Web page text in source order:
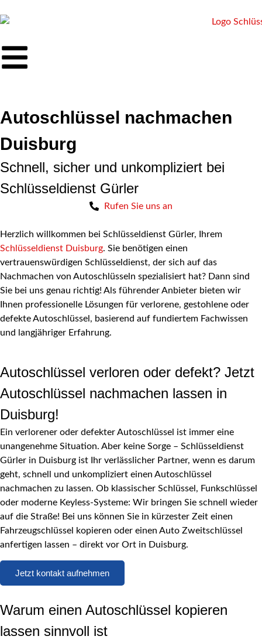
Autoschlüssel nachmachen
Duisburg
Schnell, sicher und unkompliziert bei
Schlüsseldienst Gürler
Rufen Sie uns an
Herzlich willkommen bei Schlüsseldienst Gürler, Ihrem
Schlüsseldienst Duisburg. Sie benötigen einen
vertrauenswürdigen Schlüsseldienst, der sich auf das
Nachmachen von Autoschlüsseln spezialisiert hat? Dann sind
Sie bei uns genau richtig! Als führender Anbieter bieten wir
Ihnen professionelle Lösungen für verlorene, gestohlene oder
defekte Autoschlüssel, basierend auf fundiertem Fachwissen
und langjähriger Erfahrung.
Autoschlüssel verloren oder defekt? Jetzt
Autoschlüssel nachmachen lassen in
Duisburg!
Ein verlorener oder defekter Autoschlüssel ist immer eine
unangenehme Situation. Aber keine Sorge – Schlüsseldienst
Gürler in Duisburg ist Ihr verlässlicher Partner, wenn es darum
geht, schnell und unkompliziert einen Autoschlüssel
nachmachen zu lassen. Ob klassischer Schlüssel, Funkschlüssel
oder moderne Keyless-Systeme: Wir bringen Sie schnell wieder
auf die Straße! Bei uns können Sie in kürzester Zeit einen
Fahrzeugschlüssel kopieren oder einen Auto Zweitschlüssel
anfertigen lassen – direkt vor Ort in Duisburg.
Jetzt kontakt aufnehmen
Warum einen Autoschlüssel kopieren
lassen sinnvoll ist